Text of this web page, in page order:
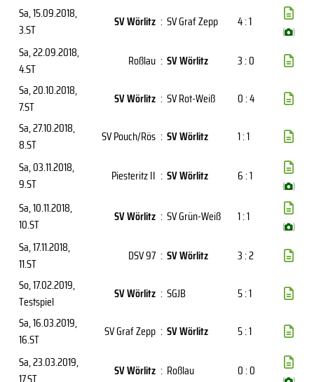
Sa, 15.09.2018,
3.ST
SV Wörlitz : SV Graf Zepp 4 : 1
( )
Sa, 22.09.2018,
4.ST
Roßlau : SV Wörlitz
3 : 0
Sa, 20.10.2018,
7.ST
SV Wörlitz : SV Rot-Weiß
0 : 4
Sa, 27.10.2018,
8.ST
SV Pouch/Rös : SV Wörlitz
1 : 1
Sa, 03.11.2018,
9.ST
Piesteritz II : SV Wörlitz 6 : 1
( )
Sa, 10.11.2018,
10.ST
SV Wörlitz : SV Grün-Weiß 1 : 1
( )
Sa, 17.11.2018,
11.ST
DSV 97 : SV Wörlitz
3 : 2
So, 17.02.2019,
Testspiel
SV Wörlitz : SGJB
5 : 1
Sa, 16.03.2019,
16.ST
SV Graf Zepp : SV Wörlitz
5 : 1
Sa, 23.03.2019,
SV Wörlitz : Roßlau 0 : 0